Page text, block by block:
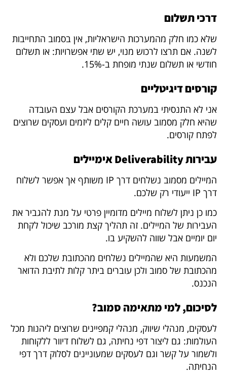
דרכי תשלום
שלא כמו חלק מהמערכות הישראליות, אין בסמוב התחייבות
לשנה. אם תרצו לרכוש מנוי, יש שתי אפשרויות: או תשלום
חודשי או תשלום שנתי מופחת ב-15%.
קורסים דיגיטליים
אני לא התנסיתי במערכת הקורסים אבל עצם העובדה
שהיא חלק מסמוב עושה חיים קלים ליזמים ועסקים שרוצים
לפתח קורסים.
עבירות Deliverability אימיילים
המיילים מסמוב נשלחים דרך IP משותף אך אפשר לשלוח
דרך IP ייעודי רק שלכם.
כמו כן ניתן לשלוח מיילים מדומיין פרטי על מנת להגביר את
העבירות של המיילים. זה תהליך קצת מורכב שיכול לקחת
יום יומיים אבל שווה להשקיע בו.
המשמעות היא שהמיילים נשלחים מהכתובת שלכם ולא
מהכתובת של סמוב ולכן עוברים ביתר קלות לתיבת הדואר
הנכנס.
לסיכום, למי מתאימה סמוב?
לעסקים, מנהלי שיווק, מנהלי קמפיינים שרוצים ליהנות מכל
העולמות: גם ליצור דפי נחיתה, גם לשלוח דיוור ללקוחות
ולשמור על קשר וגם לעסקים שמעוניינים לסלוק דרך דפי
הנחיתה.